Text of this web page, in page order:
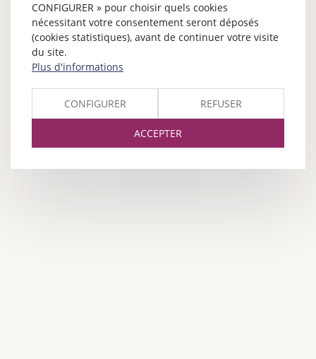
CONFIGURER » pour choisir quels cookies
nécessitant votre consentement seront déposés
(cookies statistiques), avant de continuer votre visite
du site.
Plus d'informations
CONFIGURER REFUSER
ACCEPTER